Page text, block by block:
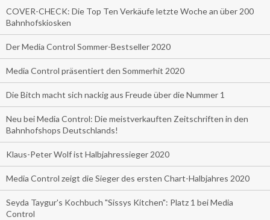
COVER-CHECK: Die Top Ten Verkäufe letzte Woche an über 200
Bahnhofskiosken
Der Media Control Sommer-Bestseller 2020
Media Control präsentiert den Sommerhit 2020
Die Bitch macht sich nackig aus Freude über die Nummer 1
Neu bei Media Control: Die meistverkauften Zeitschriften in den
Bahnhofshops Deutschlands!
Klaus-Peter Wolf ist Halbjahressieger 2020
Media Control zeigt die Sieger des ersten Chart-Halbjahres 2020
Seyda Taygur's Kochbuch "Sissys Kitchen": Platz 1 bei Media
Control